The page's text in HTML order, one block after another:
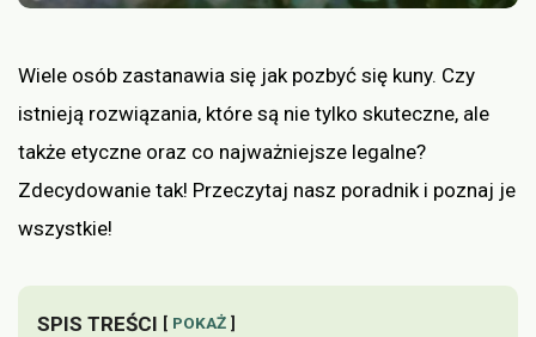
Wiele osób zastanawia się jak pozbyć się kuny. Czy
istnieją rozwiązania, które są nie tylko skuteczne, ale
także etyczne oraz co najważniejsze legalne?
Zdecydowanie tak! Przeczytaj nasz poradnik i poznaj je
wszystkie!
SPIS TREŚCI POKAŻ